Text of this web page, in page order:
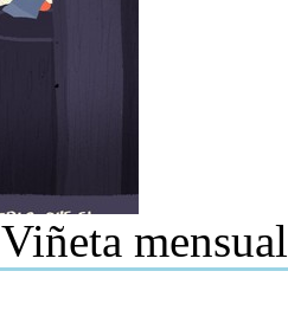
Viñeta mensual